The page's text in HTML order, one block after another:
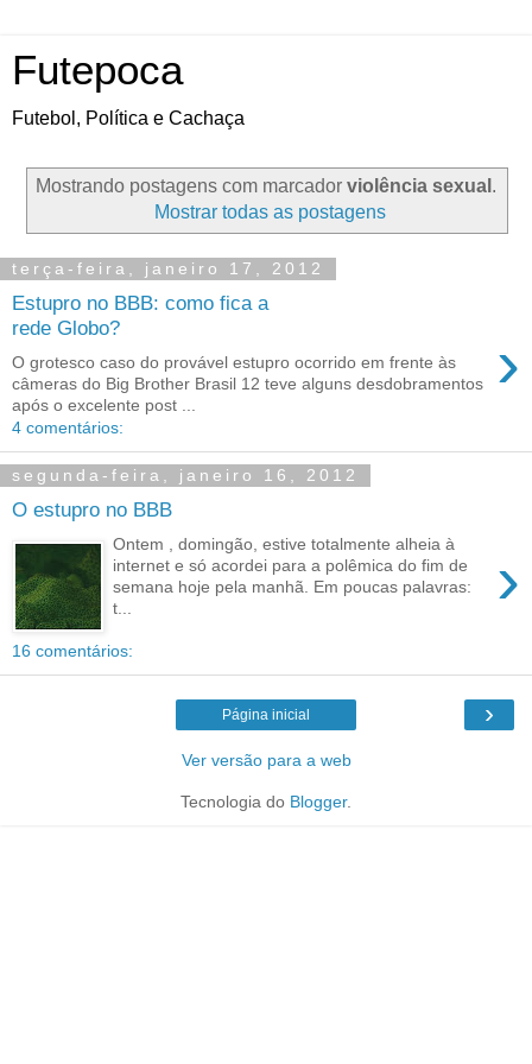
Futepoca
Futebol, Política e Cachaça
Mostrando postagens com marcador violência sexual .
Mostrar todas as postagens
terça-feira, janeiro 17, 2012
Estupro no BBB: como fica a
rede Globo?
›
O grotesco caso do provável estupro ocorrido em frente às
câmeras do Big Brother Brasil 12 teve alguns desdobramentos
após o excelente post ...
4 comentários:
segunda-feira, janeiro 16, 2012
O estupro no BBB
›
Ontem , domingão, estive totalmente alheia à
internet e só acordei para a polêmica do fim de
semana hoje pela manhã. Em poucas palavras:
t...
16 comentários:
›
Página inicial
Ver versão para a web
Tecnologia do Blogger.